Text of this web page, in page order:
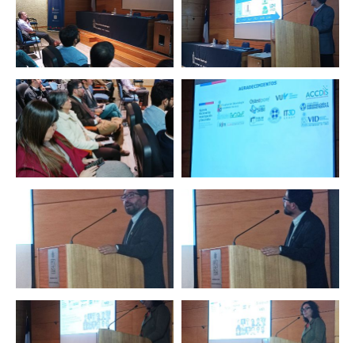
Zoom Zoom
Zoom Zoom
Zoom